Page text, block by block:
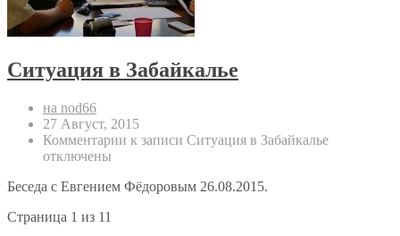
Ситуация в Забайкалье
на nod66
27 Август, 2015
Комментарии к записи Ситуация в Забайкалье
отключены
Беседа с Евгением Фёдоровым 26.08.2015.
Страница 1 из 11